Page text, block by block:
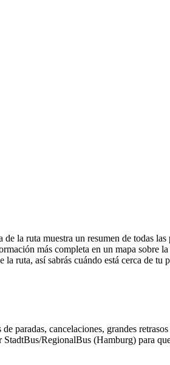
la ruta muestra un resumen de todas las
más completa en un mapa sobre
ruta, así sabrás cuándo está cerca de tu
paradas, cancelaciones, grandes
RegionalBus (Hamburg) para